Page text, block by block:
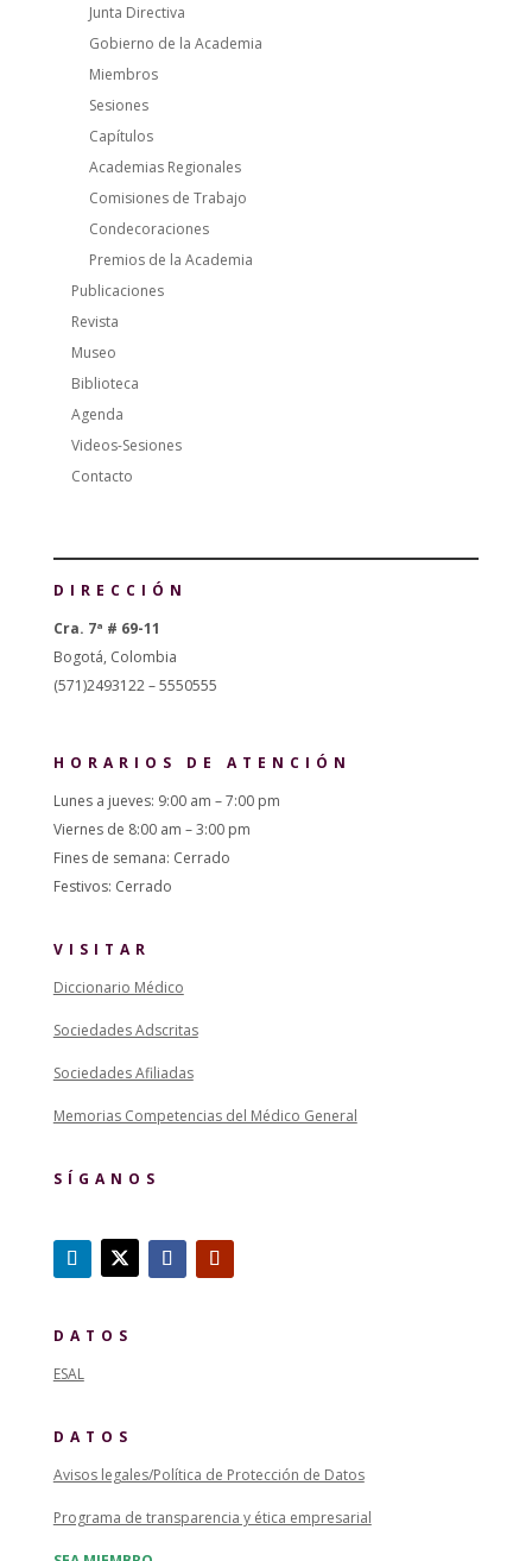
Junta Directiva
Gobierno de la Academia
Miembros
Sesiones
Capítulos
Academias Regionales
Comisiones de Trabajo
Condecoraciones
Premios de la Academia
Publicaciones
Revista
Museo
Biblioteca
Agenda
Videos-Sesiones
Contacto
DIRECCIÓN
Cra. 7ª # 69-11
Bogotá, Colombia
(571)2493122 – 5550555
HORARIOS DE ATENCIÓN
Lunes a jueves: 9:00 am – 7:00 pm
Viernes de 8:00 am – 3:00 pm
Fines de semana: Cerrado
Festivos: Cerrado
VISITAR
Diccionario Médico
Sociedades Adscritas
Sociedades Afiliadas
Memorias Competencias del Médico General
SÍGANOS
DATOS
ESAL
DATOS
Avisos legales/Política de Protección de Datos
Programa de transparencia y ética empresarial